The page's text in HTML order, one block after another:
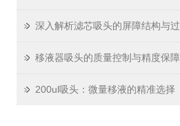
移液器吸头的质量控制与精度保障
200ul吸头：微量移液的精准选择